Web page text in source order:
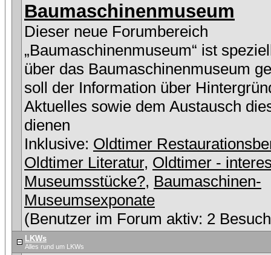
Baumaschinenmuseum
Dieser neue Forumbereich
„Baumaschinenmuseum“ ist
über das Baumaschinenmuseum
soll der Information über
Aktuelles sowie dem Austausch
dienen
Inklusive: Oldtimer
Oldtimer Literatur, Oldtimer -
Museumsstücke?, Baumaschinen-
Museumsexponate
(Benutzer im Forum aktiv: 2
LKWs
Alles rund um LKWs